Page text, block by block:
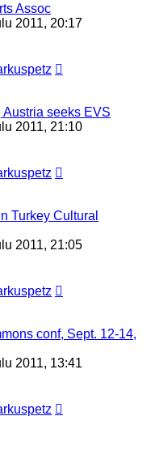
Assoc
2011, 20:17
Austria seeks EVS
2011, 21:10
Turkey Cultural
2011, 21:05
conf, Sept. 12-14,
2011, 13:41